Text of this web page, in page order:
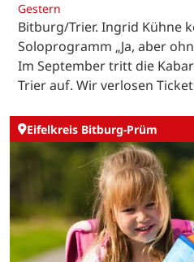
Gestern
Bitburg/Trier. Ingrid Kühne
Soloprogramm „Ja, aber
Im September tritt die
Trier auf. Wir verlosen
Eifelkreis Bitburg-Prüm